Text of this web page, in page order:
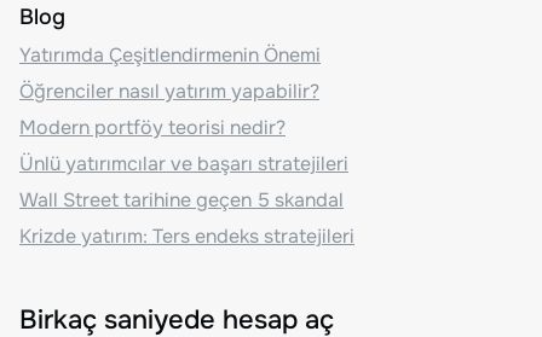
Blog
Yatırımda Çeşitlendirmenin Önemi
Öğrenciler nasıl yatırım yapabilir?
Modern portföy teorisi nedir?
Ünlü yatırımcılar ve başarı stratejileri
Wall Street tarihine geçen 5 skandal
Krizde yatırım: Ters endeks stratejileri
Birkaç saniyede hesap aç